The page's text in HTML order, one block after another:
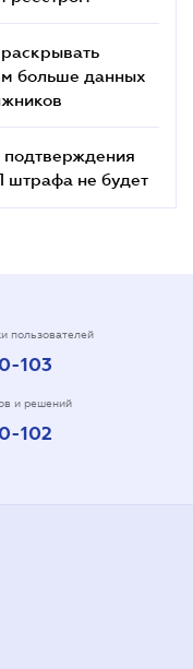
больше данных
штрафа не будет
пользователей
103
и решений
102